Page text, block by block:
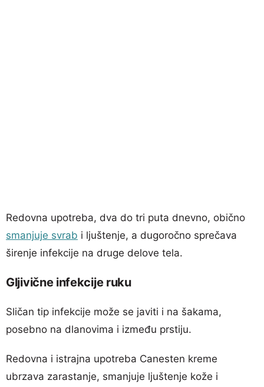
Redovna upotreba, dva do tri puta dnevno, obično
smanjuje svrab i ljuštenje, a dugoročno sprečava
širenje infekcije na druge delove tela.
Gljivične infekcije ruku
Sličan tip infekcije može se javiti i na šakama,
posebno na dlanovima i između prstiju.
Redovna i istrajna upotreba Canesten kreme
ubrzava zarastanje, smanjuje ljuštenje kože i